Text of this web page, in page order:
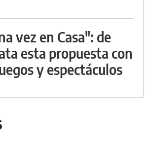
vez en Casa": de
esta propuesta con
y espectáculos